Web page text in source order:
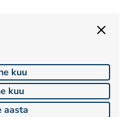
kuu
kuu
aasta